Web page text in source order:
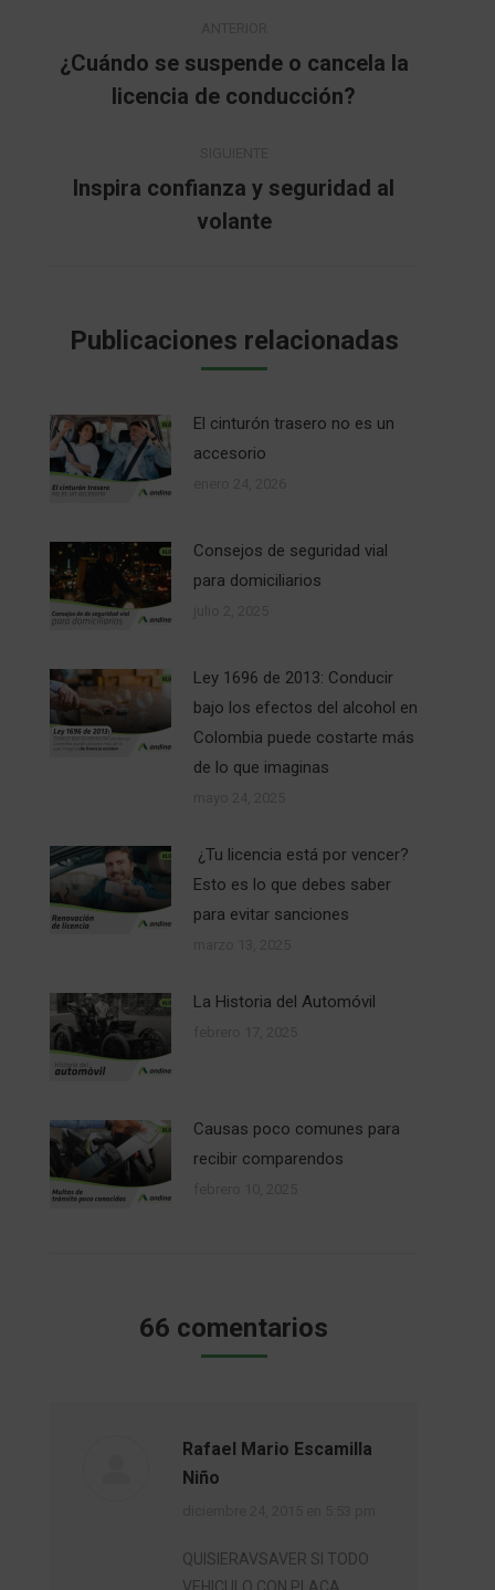
entre
publicaciones
Publicación
anterior:
¿Cuándo se suspende o cancela la
licencia de conducción?
Publicación
siguiente:
Inspira confianza y seguridad al
volante
Publicaciones relacionadas
El cinturón trasero no es un
accesorio
Consejos de seguridad vial
para domiciliarios
Ley 1696 de 2013: Conducir
bajo los efectos del alcohol en
Colombia puede costarte más
de lo que imaginas
¿Tu licencia está por vencer?
Esto es lo que debes saber
para evitar sanciones
La Historia del Automóvil
Causas poco comunes para
recibir comparendos
66 comentarios
Rafael Mario Escamilla
Niño
QUISIERAVSAVER SI TODO